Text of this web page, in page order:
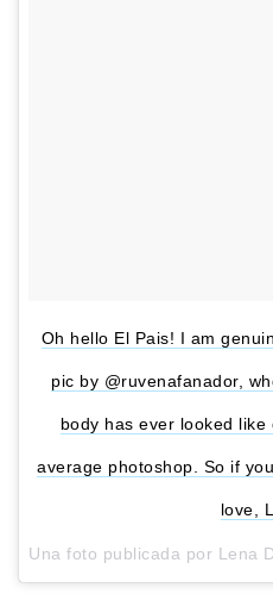
Oh hello El Pais! I am
pic by @ruvenafanador,
body has ever looked
average photoshop. So if
love,
Una foto publicada por Lena